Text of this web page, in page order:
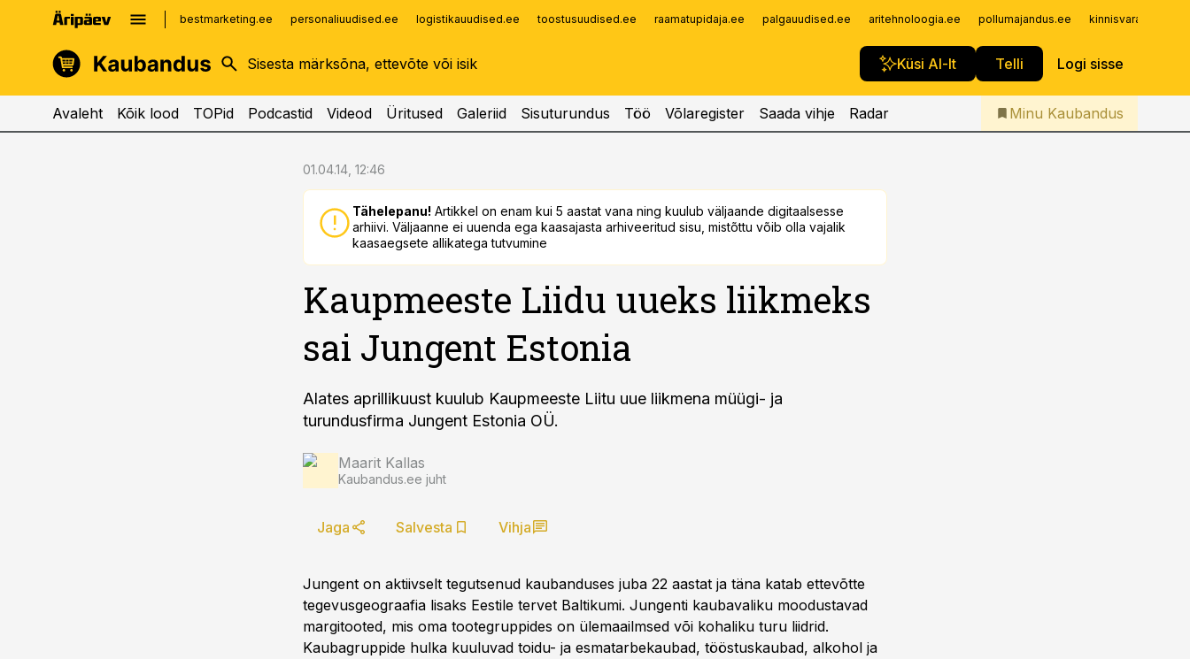
bestmarketing.ee personaliuudised.ee logistikauudised.ee toostusuudised.ee raamatupidaja.ee palgauudised.ee aritehnoloogia.ee pollumajandus.ee
Küsi AI-lt Telli Logi sisse
kinnisvarauudised.ee
logistikauudised.ee
imelineajalugu.ee
Infopank
Iseteenindus
Telli Kaubandus
Avaleht Kõik lood TOPid Podcastid Videod Üritused Galeriid Sisuturundus Töö Võlaregister Saada vihje Radar Minu Kaubandus
01.04.14, 12:46
Tähelepanu! Artikkel on enam kui 5 aastat vana ning kuulub väljaande digitaalsesse
arhiivi. Väljaanne ei uuenda ega kaasajasta arhiveeritud sisu, mistõttu võib olla vajalik
kaasaegsete allikatega tutvumine
Kaupmeeste Liidu uueks liikmeks
sai Jungent Estonia
Alates aprillikuust kuulub Kaupmeeste Liitu uue liikmena müügi- ja
turundusfirma Jungent Estonia OÜ.
Maarit Kallas
Kaubandus.ee juht
Jaga Salvesta Vihja
Jungent on aktiivselt tegutsenud kaubanduses juba 22 aastat ja täna katab ettevõtte
tegevusgeograafia lisaks Eestile tervet Baltikumi. Jungenti kaubavaliku moodustavad
margitooted, mis oma tootegruppides on ülemaailmsed või kohaliku turu liidrid.
Kaubagruppide hulka kuuluvad toidu- ja esmatarbekaubad, tööstuskaubad, alkohol ja